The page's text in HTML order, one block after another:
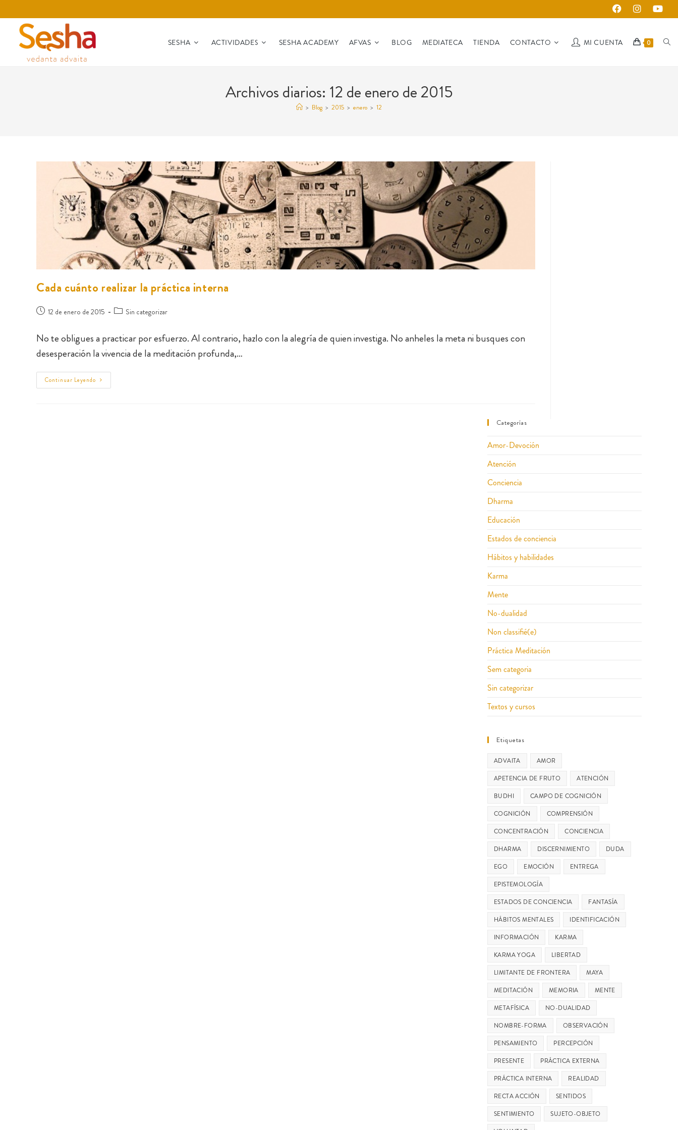
SESHA ACTIVIDADES SESHA ACADEMY AFVAS BLOG MEDIATECA TIENDA CONTACTO MI CUENTA 0
Archivos diarios: 12 de enero de 2015
> Blog > 2015 > enero > 12
Cada cuánto realizar la práctica interna
12 de enero de 2015 Sin categorizar
No te obligues a practicar por esfuerzo. Al contrario, hazlo con la alegría de quien investiga. No anheles la meta ni busques con
desesperación la vivencia de la meditación profunda,…
Continuar Leyendo
Categorías
Amor-Devoción
Atención
Conciencia
Dharma
Educación
Estados de conciencia
Hábitos y habilidades
Karma
Mente
No-dualidad
Non classifié(e)
Práctica Meditación
Sem categoria
Sin categorizar
Textos y cursos
Etiquetas
ADVAITA
AMOR
APETENCIA DE FRUTO
ATENCIÓN
BUDHI
CAMPO DE COGNICIÓN
COGNICIÓN
COMPRENSIÓN
CONCENTRACIÓN
CONCIENCIA
DHARMA
DISCERNIMIENTO
DUDA
EGO
EMOCIÓN
ENTREGA
EPISTEMOLOGÍA
ESTADOS DE CONCIENCIA
FANTASÍA
HÁBITOS MENTALES
IDENTIFICACIÓN
INFORMACIÓN
KARMA
KARMA YOGA
LIBERTAD
LIMITANTE DE FRONTERA
MAYA
MEDITACIÓN
MEMORIA
MENTE
METAFÍSICA
NO-DUALIDAD
NOMBRE-FORMA
OBSERVACIÓN
PENSAMIENTO
PERCEPCIÓN
PRESENTE
PRÁCTICA EXTERNA
PRÁCTICA INTERNA
REALIDAD
RECTA ACCIÓN
SENTIDOS
SENTIMIENTO
SUJETO-OBJETO